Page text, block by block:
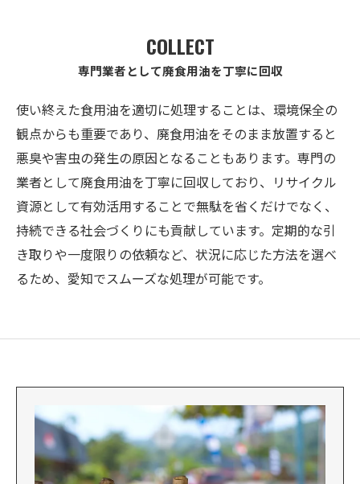
専門業者として廃食用油を丁寧に回収
COLLECT
使い終えた食用油を適切に処理することは、環境保全の
観点からも重要であり、廃食用油をそのまま放置すると
悪臭や害虫の発生の原因となることもあります。専門の
業者として廃食用油を丁寧に回収しており、リサイクル
資源として有効活用することで無駄を省くだけでなく、
持続できる社会づくりにも貢献しています。定期的な引
き取りや一度限りの依頼など、状況に応じた方法を選べ
るため、愛知でスムーズな処理が可能です。